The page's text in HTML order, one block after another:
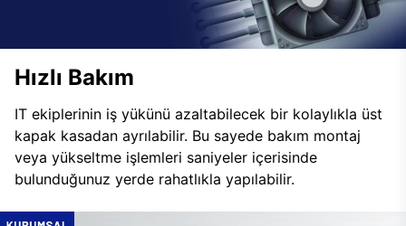
Hızlı Bakım
IT ekiplerinin iş yükünü azaltabilecek bir kolaylıkla üst
kapak kasadan ayrılabilir. Bu sayede bakım montaj
veya yükseltme işlemleri saniyeler içerisinde
bulunduğunuz yerde rahatlıkla yapılabilir.